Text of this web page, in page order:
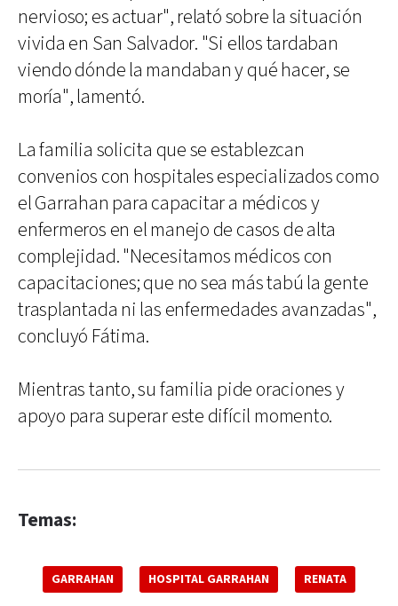
nervioso; es actuar", relató sobre la situación
vivida en San Salvador. "Si ellos tardaban
viendo dónde la mandaban y qué hacer, se
moría", lamentó.
La familia solicita que se establezcan
convenios con hospitales especializados como
el Garrahan para capacitar a médicos y
enfermeros en el manejo de casos de alta
complejidad. "Necesitamos médicos con
capacitaciones; que no sea más tabú la gente
trasplantada ni las enfermedades avanzadas",
concluyó Fátima.
Mientras tanto, su familia pide oraciones y
apoyo para superar este difícil momento.
Temas:
GARRAHAN HOSPITAL GARRAHAN RENATA